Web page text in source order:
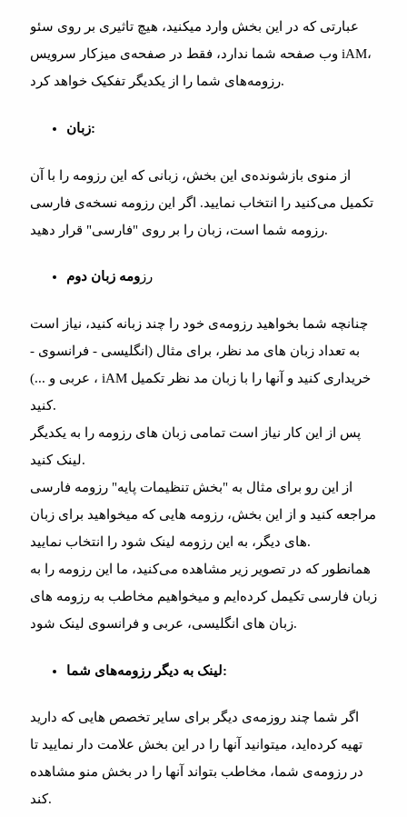
عبارتی که در این بخش وارد میکنید، هیچ تاثیری بر روی سئو
وب صفحه شما ندارد، فقط در صفحه‌ی میزکار سرویس iAM،
رزومه‌های شما را از یکدیگر تفکیک خواهد کرد.
زبان:
از منوی بازشونده‌ی این بخش، زبانی که این رزومه را با آن
تکمیل می‌کنید را انتخاب نمایید. اگر این رزومه نسخه‌ی فارسی
رزومه شما است، زبان را بر روی "فارسی" قرار دهید.
رز ومه زبان دوم
چنانچه شما بخواهید رزومه‌ی خود را چند زبانه کنید، نیاز است
به تعداد زبان های مد نظر، برای مثال (انگلیسی - فرانسوی -
عربی و ...) ، iAM خریداری کنید و آنها را با زبان مد نظر تکمیل
کنید.
پس از این کار نیاز است تمامی زبان های رزومه را به یکدیگر
لینک کنید.
از این رو برای مثال به "بخش تنظیمات پایه" رزومه فارسی
مراجعه کنید و از این بخش، رزومه هایی که میخواهید برای زبان
های دیگر، به این رزومه لینک شود را انتخاب نمایید.
همانطور که در تصویر زیر مشاهده می‌کنید، ما این رزومه را به
زبان فارسی تکیمل کرده‌ایم و میخواهیم مخاطب به رزومه های
زبان های انگلیسی، عربی و فرانسوی لینک شود.
لینک به دیگر رزومه‌های شما:
اگر شما چند روزمه‌ی دیگر برای سایر تخصص هایی که دارید
تهیه کرده‌اید، میتوانید آنها را در این بخش علامت دار نمایید تا
در رزومه‌ی شما، مخاطب بتواند آنها را در بخش منو مشاهده
کند.